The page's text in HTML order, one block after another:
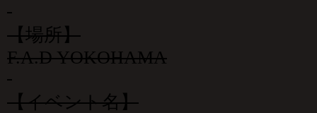
【場所】
F.A.D YOKOHAMA
【イベント名】